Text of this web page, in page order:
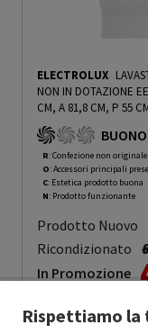
ELECTROLUX
NON IN DOTAZIONE
CM, A 81,8 CM, P 55
ACQUA 10,5 L,
PRMG GRADING ROCN
BUONO
R: Confezione non
O: Accessori principali
C: Estetica prodotto buona
N: Prodotto funzionante
Prodotto Nuovo
Ricondizionato
In Promozione
Rispettiamo la